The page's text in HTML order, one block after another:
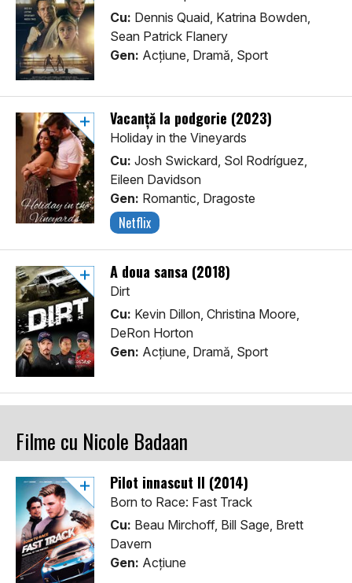
Cu: Dennis Quaid, Katrina Bowden,
Sean Patrick Flanery
Gen: Acţiune, Dramă, Sport
Vacanță la podgorie (2023)
Holiday in the Vineyards
Cu: Josh Swickard, Sol Rodríguez,
Eileen Davidson
Gen: Romantic, Dragoste
Netflix
A doua sansa (2018)
Dirt
Cu: Kevin Dillon, Christina Moore,
DeRon Horton
Gen: Acţiune, Dramă, Sport
Filme cu Nicole Badaan
Pilot innascut II (2014)
Born to Race: Fast Track
Cu: Beau Mirchoff, Bill Sage, Brett
Davern
Gen: Acţiune